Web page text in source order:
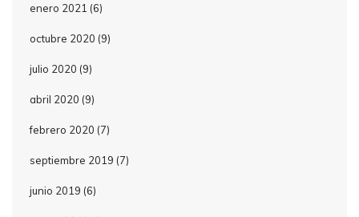
enero 2021 (6)
octubre 2020 (9)
julio 2020 (9)
abril 2020 (9)
febrero 2020 (7)
septiembre 2019 (7)
junio 2019 (6)